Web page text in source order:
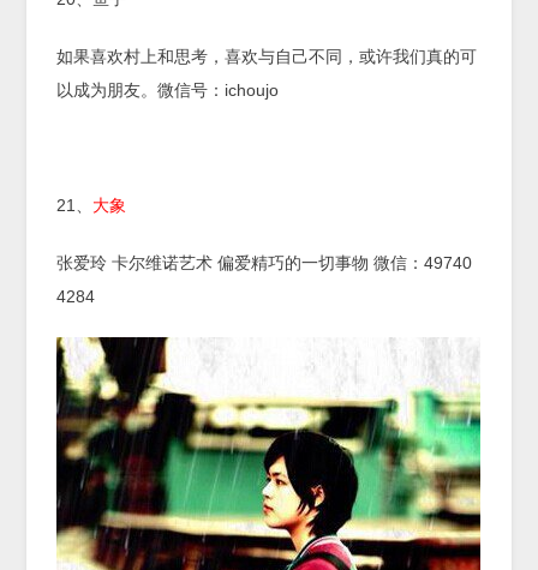
如果喜欢村上和思考，喜欢与自己不同，或许我们真的可
以成为朋友。微信号：ichoujo
21、 大象
张爱玲 卡尔维诺艺术 偏爱精巧的一切事物 微信：49740
4284